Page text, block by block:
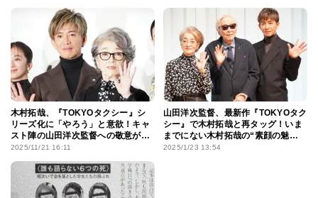
木村拓哉、『TOKYOタクシー』シ
リーズ化に「やろう」と意欲！キャ
スト陣の山田洋次監督への敬意があ
ふれた初日舞台挨拶
2025/11/21 16:11
山田洋次監督、最新作『TOKYOタク
シー』で木村拓哉と再タッグ！いま
までにない木村拓哉の“素顔の魅
力”を「盗み取りたい」
2025/1/23 13:54